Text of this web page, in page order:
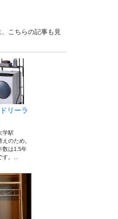
こちらの記事も見
リーラ
学駅
えのため。
数は1.5年
。...